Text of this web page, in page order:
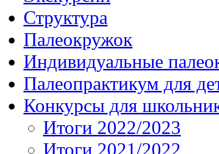
Структура
Палеокружок
Индивидуальные
Палеопрактикум для
Конкурсы для
Итоги 2022/2023
Итоги 2021/2022